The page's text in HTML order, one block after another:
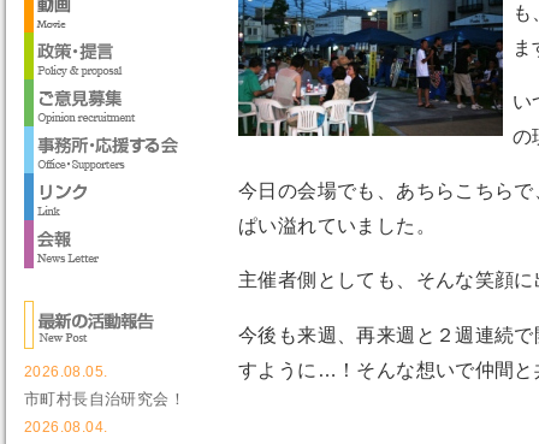
ま
い
の
今日の会場でも、あちらこちら
ぱい溢れていました。
主催者側としても、そんな笑顔
今後も来週、再来週と２週連続
すように…！そんな想いで仲間
2026.08.05.
市町村長自治研究会！
2026.08.04.